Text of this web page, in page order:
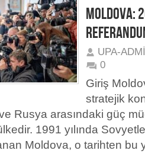
MOLDOVA:
UPA-
0
Giriş
stratejik
Rusya arasındaki güç
1991 yılında
Moldova, o tarihten